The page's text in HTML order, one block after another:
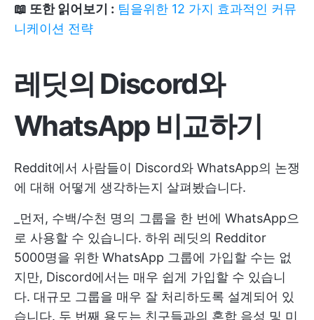
📖 또한 읽어보기 : 팀을위한 12 가지 효과적인 커뮤
니케이션 전략
레딧의 Discord와
WhatsApp비교하기
Reddit에서 사람들이 Discord와 WhatsApp의 논쟁
에 대해 어떻게 생각하는지 살펴봤습니다.
_먼저, 수백/수천 명의 그룹을 한 번에 WhatsApp으
로 사용할 수 있습니다. 하위 레딧의 Redditor
5000명을 위한 WhatsApp 그룹에 가입할 수는 없
지만, Discord에서는 매우 쉽게 가입할 수 있습니
다. 대규모 그룹을 매우 잘 처리하도록 설계되어 있
습니다. 두 번째 용도는 친구들과의 혼합 음성 및 미